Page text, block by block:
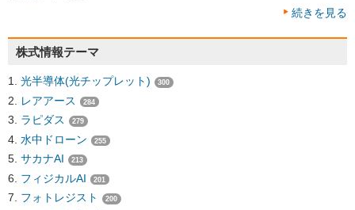
続きを見る
株式情報テーマ
光半導体(光チップレット) 300
レアアース 284
ラピダス 279
水中ドローン 255
サカナAI 213
フィジカルAI 201
フォトレジスト 200